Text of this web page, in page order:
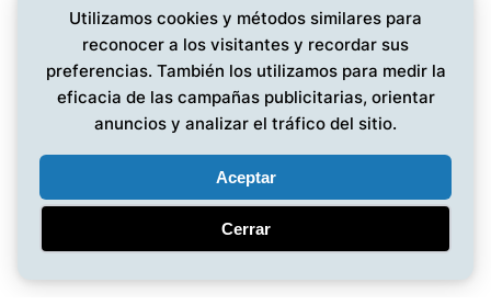
Deportes
Entretenimiento
EMPRESA
Conócenos
Política de Privacidad
Noticias MG
Utilizamos cookies y métodos similares para
reconocer a los visitantes y recordar sus
preferencias. También los utilizamos para medir la
eficacia de las campañas publicitarias, orientar
anuncios y analizar el tráfico del sitio.
Aceptar
Cerrar